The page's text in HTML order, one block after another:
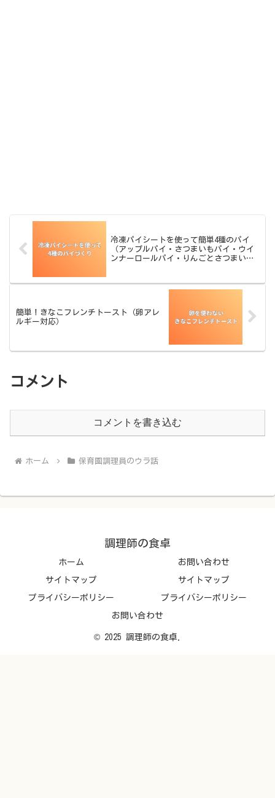
冷凍パイシートを使って簡単4種のパイ
（アップルパイ・さつまいもパイ・ウイ
ンナーロールパイ・りんごとさつまいも
簡単！きなこフレンチトースト（卵アレ
ルギー対応）
コメント
コメントを書き込む
ホーム 保育園調理員のウラ話
調理師の食卓
ホーム お問い合わせ
サイトマップ サイトマップ
プライバシーポリシー プライバシーポリシー
お問い合わせ
© 2025 調理師の食卓.